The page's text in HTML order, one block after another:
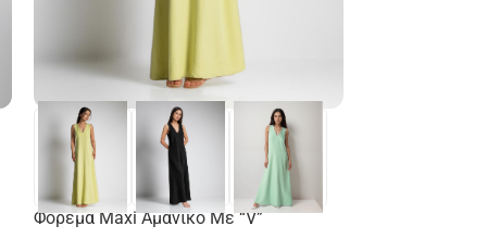
Φόρεμα Maxi Αμάνικο Με “V”